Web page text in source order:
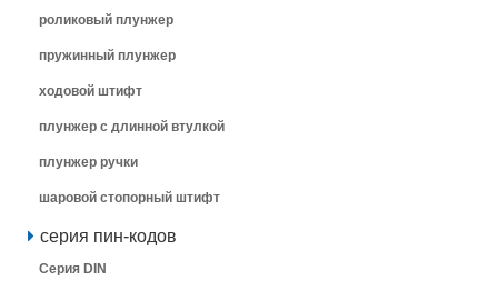
роликовый плунжер
пружинный плунжер
ходовой штифт
плунжер с длинной втулкой
плунжер ручки
шаровой стопорный штифт
серия пин-кодов
Серия DIN